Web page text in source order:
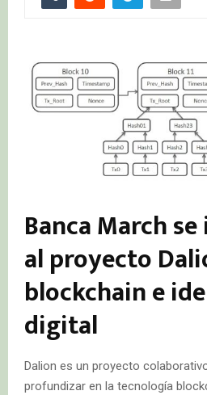
Banca March
al proyecto
blockchain e
digital
Dalion es un proyecto
profundizar en la tecnología